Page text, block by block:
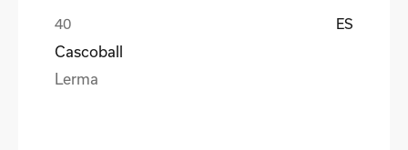
ES
Cascoball
Lerma